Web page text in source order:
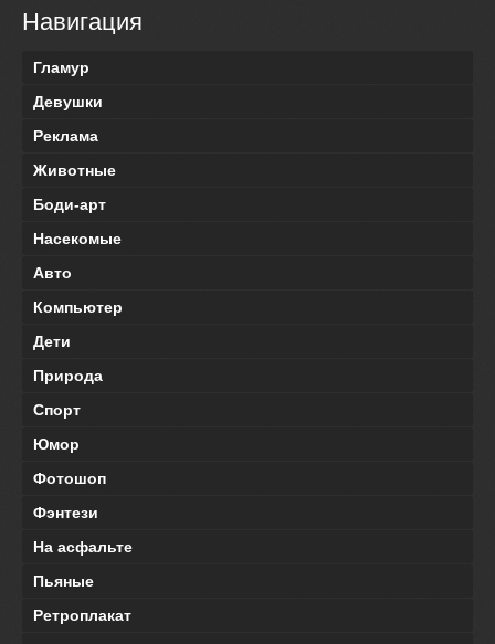
Навигация
Гламур
Девушки
Реклама
Животные
Боди-арт
Насекомые
Авто
Компьютер
Дети
Природа
Спорт
Юмор
Фотошоп
Фэнтези
На асфальте
Пьяные
Ретроплакат